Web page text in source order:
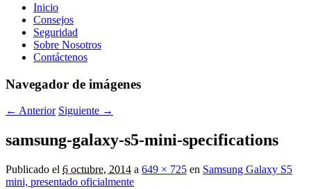
Menú
principal
Inicio
Consejos
Seguridad
Sobre Nosotros
Contáctenos
Navegador de imágenes
← Anterior Siguiente →
samsung-galaxy-s5-mini-specifications
Publicado el 6 octubre, 2014 a 649 × 725 en Samsung Galaxy S5
mini, presentado oficialmente